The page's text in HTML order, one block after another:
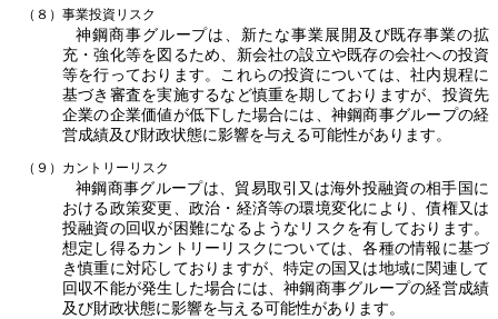
（８）事業投資リスク
神鋼商事グループは、新たな事業展開及び既存事業の拡
充・強化等を図るため、新会社の設立や既存の会社への投資
等を行っております。これらの投資については、社内規程に
基づき審査を実施するなど慎重を期しておりますが、投資先
企業の企業価値が低下した場合には、神鋼商事グループの経
営成績及び財政状態に影響を与える可能性があります。
（９）カントリーリスク
神鋼商事グループは、貿易取引又は海外投融資の相手国に
おける政策変更、政治・経済等の環境変化により、債権又は
投融資の回収が困難になるようなリスクを有しております。
想定し得るカントリーリスクについては、各種の情報に基づ
き慎重に対応しておりますが、特定の国又は地域に関連して
回収不能が発生した場合には、神鋼商事グループの経営成績
及び財政状態に影響を与える可能性があります。